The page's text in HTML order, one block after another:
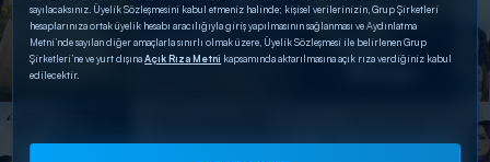
sayılacaksınız. Üyelik Sözleşmesini kabul etmeniz halinde; kişisel verilerinizin, Grup Şirketleri
hesaplarınıza ortak üyelik hesabı aracılığıyla giriş yapılmasının sağlanması ve Aydınlatma
Metni’nde sayılan diğer amaçlarla sınırlı olmak üzere, Üyelik Sözleşmesi ile belirlenen Grup
Şirketleri’ne ve yurt dışınaAçık Rıza Metni kapsamında aktarılmasına açık rıza verdiğiniz kabul
edilecektir.